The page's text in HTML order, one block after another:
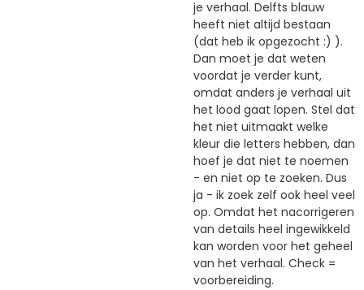
je verhaal. Delfts blauw
heeft niet altijd bestaan
(dat heb ik opgezocht :) ).
Dan moet je dat weten
voordat je verder kunt,
omdat anders je verhaal uit
het lood gaat lopen. Stel dat
het niet uitmaakt welke
kleur die letters hebben, dan
hoef je dat niet te noemen
- en niet op te zoeken. Dus
ja - ik zoek zelf ook heel veel
op. Omdat het nacorrigeren
van details heel ingewikkeld
kan worden voor het geheel
van het verhaal. Check =
voorbereiding.